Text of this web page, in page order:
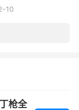
10
枪全